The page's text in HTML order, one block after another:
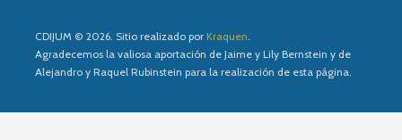
CDIJUM © 2026. Sitio realizado por Kraquen.
Agradecemos la valiosa aportación de Jaime y Lily Bernstein y de
Alejandro y Raquel Rubinstein para la realización de esta página.